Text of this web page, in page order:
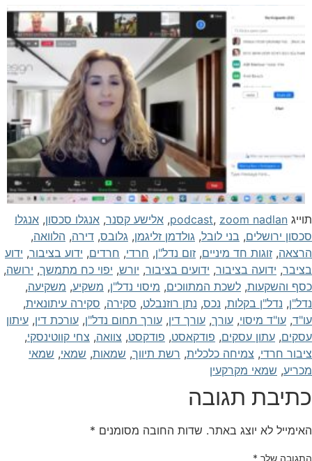
podcast,zoom nadlan
, אלישע קסנר, אנגלו סכסון, אנגלו
ירושלים, בני לובל, גולדמן זליגמן, גלובס, דירה, הלוואה,
, זוגות חד מיניים, זום נדל"ן, חרדי, חרדים, ידוע בציבור, ידוע
, ידועה בציבור, ידועים בציבור, יורש, יפוי כח מתמשך, ירושה,
והשקעות, לשכת המתווכים, מיסוי נדל"ן, משקיע, משקיעה,
, נדל"ן בקלות, נכס, נתן רוזנבלט, סקירה, סקירה עיתונאית,
, עו"ד מיסוי, עורך, עורך דין, עורך תחום נדל"ן, עורכת דין, עיתון
, עתון עסקים, פודקאסט, פודקסט, צוואה, צחי קווטינסקי,
חרדי, צמיחה כלכלית, רשת תיווך, שמאות, שמאי, שמאי
, שמאי מקרקעין
תגובה
לא יוצג באתר. שדות החובה מסומנים *
שלך *